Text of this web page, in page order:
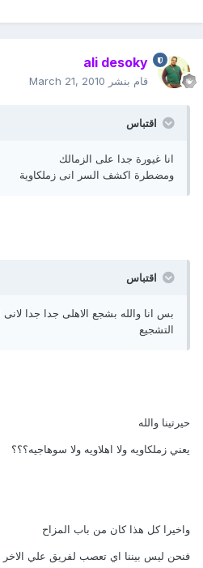
ali desoky
قام بنشر March 21, 2010
اقتباس
انا غيورة جدا على الزمالك
ومضطرة اكشف السر انى زملكاوية
اقتباس
بس انا والله بشجع الاهلى جدا جدا
التشجيع
حيرتينا والله
يعني زملكاويه ولا اهلاويه ولا سوهاجيه؟؟؟
واخيرا كل هذا كان من باب المزاح
فنحن ليس بيننا اي تعصب لفريق علي الاخر